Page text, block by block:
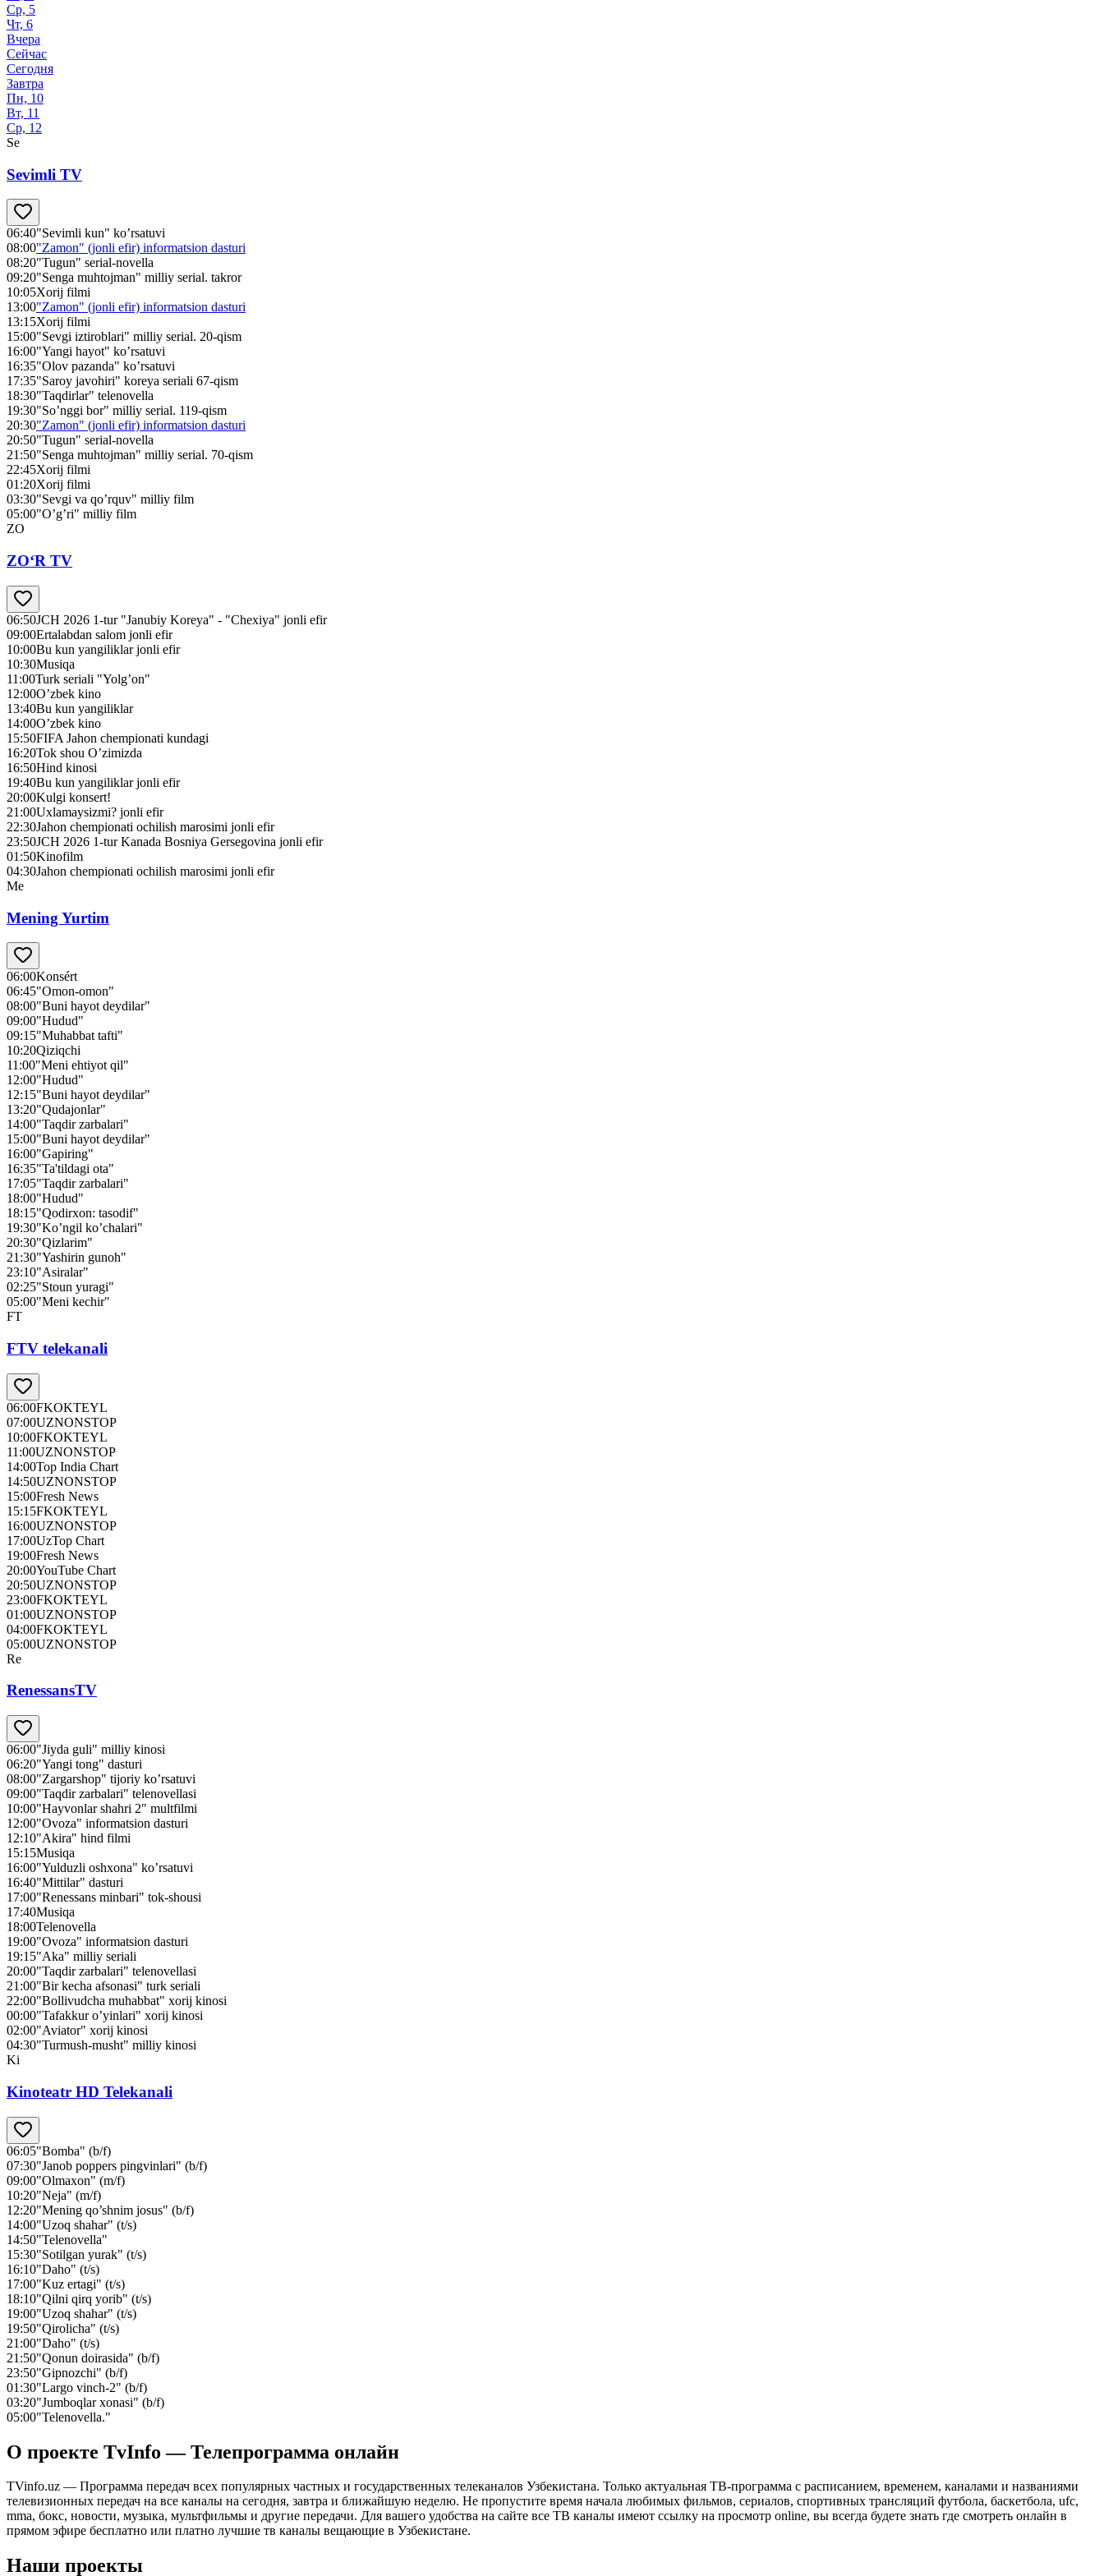
Ср, 5
Чт, 6
Вчера
Сейчас
Сегодня
Завтра
Пн, 10
Вт, 11
Ср, 12
Se
Sevimli TV
06:40"Sevimli kun" ko’rsatuvi
08:00"Zamon" (jonli efir) informatsion dasturi
08:20"Tugun" serial-novella
09:20"Senga muhtojman" milliy serial. takror
10:05Xorij filmi
13:00"Zamon" (jonli efir) informatsion dasturi
13:15Xorij filmi
15:00"Sevgi iztiroblari" milliy serial. 20-qism
16:00"Yangi hayot" ko’rsatuvi
16:35"Olov pazanda" ko’rsatuvi
17:35"Saroy javohiri" koreya seriali 67-qism
18:30"Taqdirlar" telenovella
19:30"So’nggi bor" milliy serial. 119-qism
20:30"Zamon" (jonli efir) informatsion dasturi
20:50"Tugun" serial-novella
21:50"Senga muhtojman" milliy serial. 70-qism
22:45Xorij filmi
01:20Xorij filmi
03:30"Sevgi va qo’rquv" milliy film
05:00"O’g’ri" milliy film
ZO
ZO‘R TV
06:50JCH 2026 1-tur "Janubiy Koreya" - "Chexiya" jonli efir
09:00Ertalabdan salom jonli efir
10:00Bu kun yangiliklar jonli efir
10:30Musiqa
11:00Turk seriali "Yolg’on"
12:00O’zbek kino
13:40Bu kun yangiliklar
14:00O’zbek kino
15:50FIFA Jahon chempionati kundagi
16:20Tok shou O’zimizda
16:50Hind kinosi
19:40Bu kun yangiliklar jonli efir
20:00Kulgi konsert!
21:00Uxlamaysizmi? jonli efir
22:30Jahon chempionati ochilish marosimi jonli efir
23:50JCH 2026 1-tur Kanada Bosniya Gersegovina jonli efir
01:50Kinofilm
04:30Jahon chempionati ochilish marosimi jonli efir
Me
Mening Yurtim
06:00Konsért
06:45"Omon-omon"
08:00"Buni hayot deydilar"
09:00"Hudud"
09:15"Muhabbat tafti"
10:20Qiziqchi
11:00"Meni ehtiyot qil"
12:00"Hudud"
12:15"Buni hayot deydilar"
13:20"Qudajonlar"
14:00"Taqdir zarbalari"
15:00"Buni hayot deydilar"
16:00"Gapiring"
16:35"Ta'tildagi ota"
17:05"Taqdir zarbalari"
18:00"Hudud"
18:15"Qodirxon: tasodif"
19:30"Ko’ngil ko’chalari"
20:30"Qizlarim"
21:30"Yashirin gunoh"
23:10"Asiralar"
02:25"Stoun yuragi"
05:00"Meni kechir"
FT
FTV telekanali
06:00FKOKTEYL
07:00UZNONSTOP
10:00FKOKTEYL
11:00UZNONSTOP
14:00Top India Chart
14:50UZNONSTOP
15:00Fresh News
15:15FKOKTEYL
16:00UZNONSTOP
17:00UzTop Chart
19:00Fresh News
20:00YouTube Chart
20:50UZNONSTOP
23:00FKOKTEYL
01:00UZNONSTOP
04:00FKOKTEYL
05:00UZNONSTOP
Re
RenessansTV
06:00"Jiyda guli" milliy kinosi
06:20"Yangi tong" dasturi
08:00"Zargarshop" tijoriy ko’rsatuvi
09:00"Taqdir zarbalari" telenovellasi
10:00"Hayvonlar shahri 2" multfilmi
12:00"Ovoza" informatsion dasturi
12:10"Akira" hind filmi
15:15Musiqa
16:00"Yulduzli oshxona" ko’rsatuvi
16:40"Mittilar" dasturi
17:00"Renessans minbari" tok-shousi
17:40Musiqa
18:00Telenovella
19:00"Ovoza" informatsion dasturi
19:15"Aka" milliy seriali
20:00"Taqdir zarbalari" telenovellasi
21:00"Bir kecha afsonasi" turk seriali
22:00"Bollivudcha muhabbat" xorij kinosi
00:00"Tafakkur o’yinlari" xorij kinosi
02:00"Aviator" xorij kinosi
04:30"Turmush-musht" milliy kinosi
Ki
Kinoteatr HD Telekanali
06:05"Bomba" (b/f)
07:30"Janob poppers pingvinlari" (b/f)
09:00"Olmaxon" (m/f)
10:20"Neja" (m/f)
12:20"Mening qo’shnim josus" (b/f)
14:00"Uzoq shahar" (t/s)
14:50"Telenovella"
15:30"Sotilgan yurak" (t/s)
16:10"Daho" (t/s)
17:00"Kuz ertagi" (t/s)
18:10"Qilni qirq yorib" (t/s)
19:00"Uzoq shahar" (t/s)
19:50"Qirolicha" (t/s)
21:00"Daho" (t/s)
21:50"Qonun doirasida" (b/f)
23:50"Gipnozchi" (b/f)
01:30"Largo vinch-2" (b/f)
03:20"Jumboqlar xonasi" (b/f)
05:00"Telenovella."
О проекте TvInfo — Телепрограмма онлайн
TVinfo.uz — Программа передач всех популярных частных и государственных телеканалов Узбекистана. Только актуальная ТВ-программа с расписанием, временем, каналами и названиями
телевизионных передач на все каналы на сегодня, завтра и ближайшую неделю. Не пропустите время начала любимых фильмов, сериалов, спортивных трансляций футбола, баскетбола, ufc,
mma, бокс, новости, музыка, мультфильмы и другие передачи. Для вашего удобства на сайте все ТВ каналы имеют ссылку на просмотр online, вы всегда будете знать где смотреть онлайн в
прямом эфире бесплатно или платно лучшие тв каналы вещающие в Узбекистане.
Наши проекты